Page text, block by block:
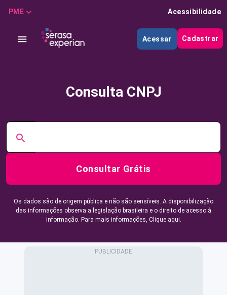
PME Acessibilidade
Acessar Cadastrar
Consulta CNPJ
Consultar Grátis
Os dados são de origem pública e não são sensíveis. A disponibilização
das informações observa a legislação brasileira e o direito de acesso à
informação. Para mais informações, Clique aqui.